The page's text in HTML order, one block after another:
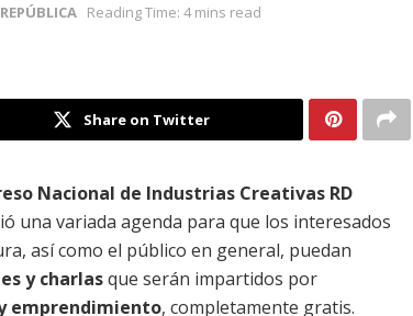
REPÚBLICA Reading Time: 4 mins read
Share on Twitter
Nacional de Industrias Creativas RD
una variada agenda para que los interesados
así como el público en general, puedan
y charlasque serán impartidos por
emprendimiento, completamente gratis.